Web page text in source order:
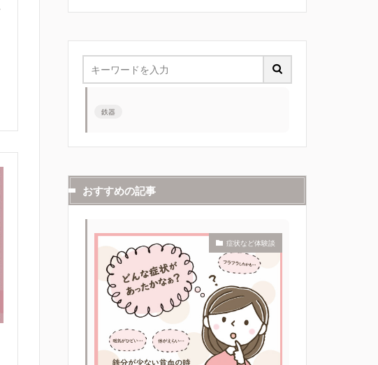
鉄器
おすすめの記事
症状など体験談